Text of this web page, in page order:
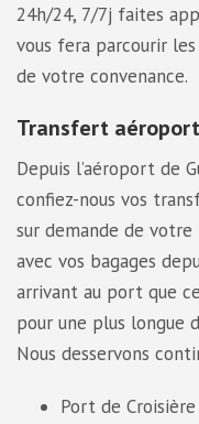
24h/24, 7/7j faites
vous fera parcourir
de votre convenance.
Transfert
Depuis l’aéroport de
confiez-nous vos
sur demande de votre
avec vos bagages
arrivant au port que
pour une plus longue
Nous desservons
Port de